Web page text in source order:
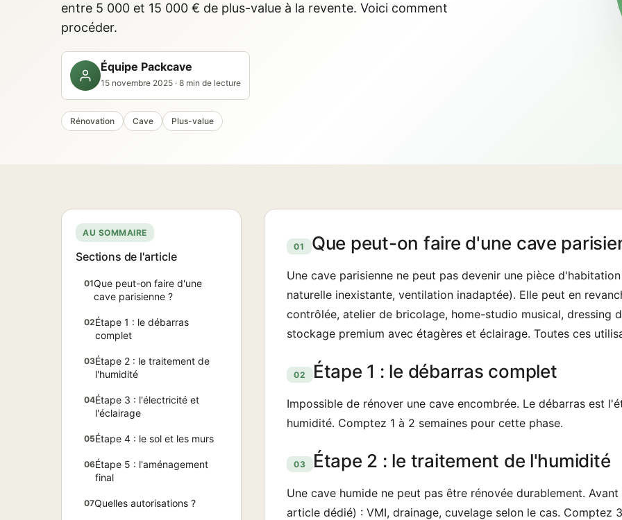
entre 5 000 et 15 000 € de plus-value à la revente. Voici comment
procéder.
Équipe Packcave
15 novembre 2025 · 8 min de lecture
Rénovation Cave Plus-value
AU SOMMAIRE
Sections de l'article
01Que peut-on faire d'une
cave parisienne ?
02Étape 1 : le débarras
complet
03Étape 2 : le traitement de
l'humidité
04Étape 3 : l'électricité et
l'éclairage
05Étape 4 : le sol et les murs
06Étape 5 : l'aménagement
final
07Quelles autorisations ?
01 Que peut-on faire d'une cave
Une cave parisienne ne peut pas devenir une pièce
naturelle inexistante, ventilation inadaptée). Elle peut en
contrôlée, atelier de bricolage, home-studio musical, dressing
stockage premium avec étagères et éclairage. Toutes ces
02 Étape 1 : le débarras complet
Impossible de rénover une cave encombrée. Le débarras est
humidité. Comptez 1 à 2 semaines pour cette phase.
03 Étape 2 : le traitement de l'humidité
Une cave humide ne peut pas être rénovée durablement.
article dédié) : VMI, drainage, cuvelage selon le cas. Comptez